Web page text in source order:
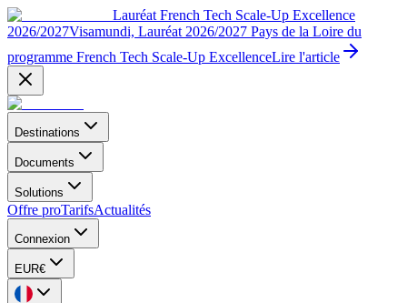
Lauréat French Tech Scale-Up Excellence
2026/2027Visamundi, Lauréat 2026/2027 Pays de la Loire du
programme French Tech Scale-Up ExcellenceLire l'article
Destinations
Documents
Solutions
Offre proTarifsActualités
Connexion
EUR€